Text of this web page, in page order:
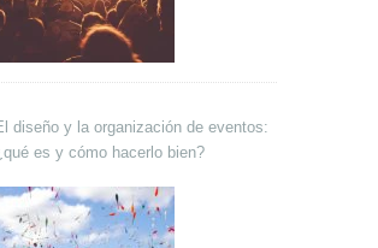
diseño y la organización de eventos:
es y cómo hacerlo bien?